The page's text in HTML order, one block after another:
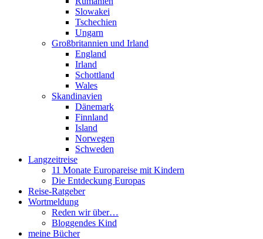
Slowakei
Tschechien
Ungarn
Großbritannien und Irland
England
Irland
Schottland
Wales
Skandinavien
Dänemark
Finnland
Island
Norwegen
Schweden
Langzeitreise
11 Monate Europareise mit Kindern
Die Entdeckung Europas
Reise-Ratgeber
Wortmeldung
Reden wir über…
Bloggendes Kind
meine Bücher